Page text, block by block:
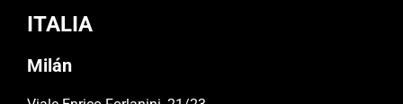
ITALIA
Milán